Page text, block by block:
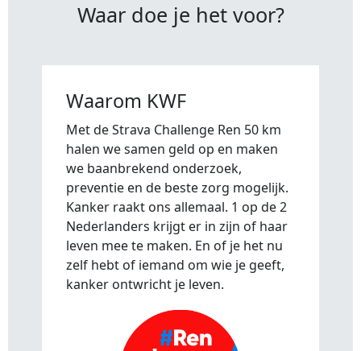
Waar doe je het voor?
Waarom KWF
Met de Strava Challenge Ren 50 km
halen we samen geld op en maken
we baanbrekend onderzoek,
preventie en de beste zorg mogelijk.
Kanker raakt ons allemaal. 1 op de 2
Nederlanders krijgt er in zijn of haar
leven mee te maken. En of je het nu
zelf hebt of iemand om wie je geeft,
kanker ontwricht je leven.